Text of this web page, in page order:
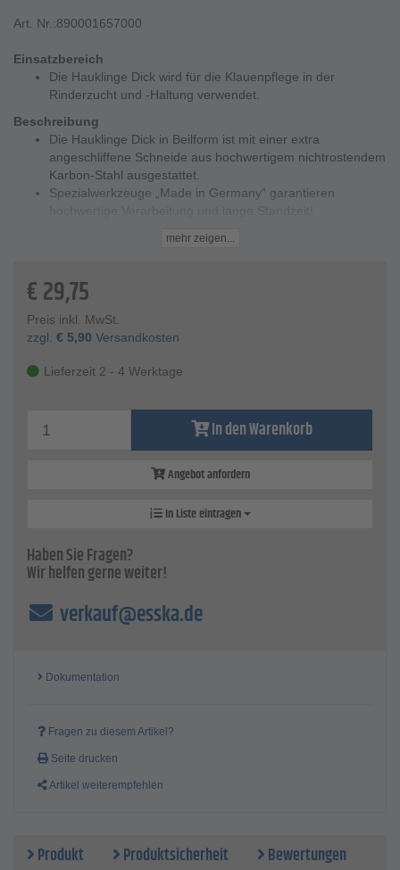
Art. Nr.:890001657000
Einsatzbereich
Die Hauklinge Dick wird für die Klauenpflege in der
Rinderzucht und -Haltung verwendet.
Beschreibung
Die Hauklinge Dick in Beilform ist mit einer extra
angeschliffene Schneide aus hochwertigem nichtrostendem
Karbon-Stahl ausgestattet.
Spezialwerkzeuge „Made in Germany“ garantieren
Länge - 36 cm
mehr zeigen...
€29,75
Preis inkl. MwSt.
zzgl. € 5,90 Versandkosten
Lieferzeit 2 - 4 Werktage
In den Warenkorb
Angebot anfordern
In Liste eintragen
Haben Sie Fragen?
Wir helfen gerne weiter!
verkauf@esska.de
Dokumentation
Fragen zu diesem Artikel?
Seite drucken
Artikel weiterempfehlen
Produkt Produktsicherheit Bewertungen